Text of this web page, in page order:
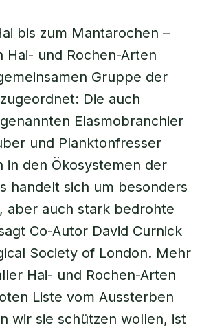
bis zum Mantarochen –
Hai- und Rochen-Arten
Gruppe der
Die auch
Elasmobranchier
und Planktonfresser
in den Ökosystemen der
handelt sich um besonders
aber auch stark bedrohte
Co-Autor David Curnick
Society of London. Mehr
Hai- und Rochen-Arten
Liste vom Aussterben
wir sie schützen wollen, ist